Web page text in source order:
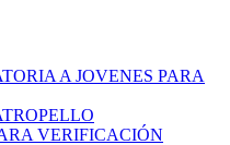
A JOVENES PARA
VERIFICACIÓN